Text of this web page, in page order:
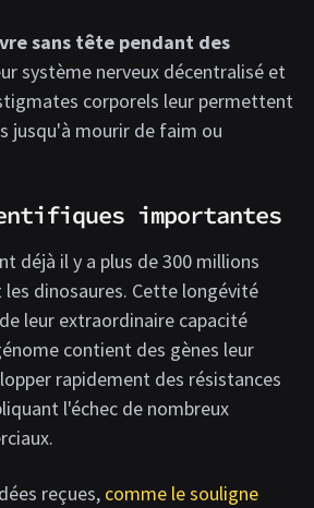
sans tête pendant des
système nerveux décentralisé et
corporels leur permettent
jusqu'à mourir de faim ou
importantes
déjà il y a plus de 300 millions
les dinosaures. Cette longévité
leur extraordinaire capacité
contient des gènes leur
rapidement des résistances
l'échec de nombreux
reçues, comme le souligne